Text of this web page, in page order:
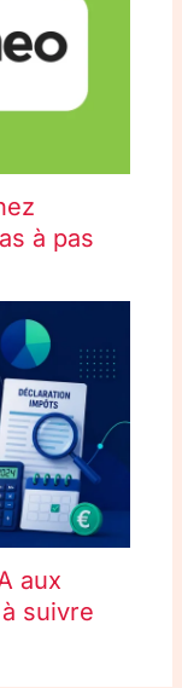
à pas
aux
suivre